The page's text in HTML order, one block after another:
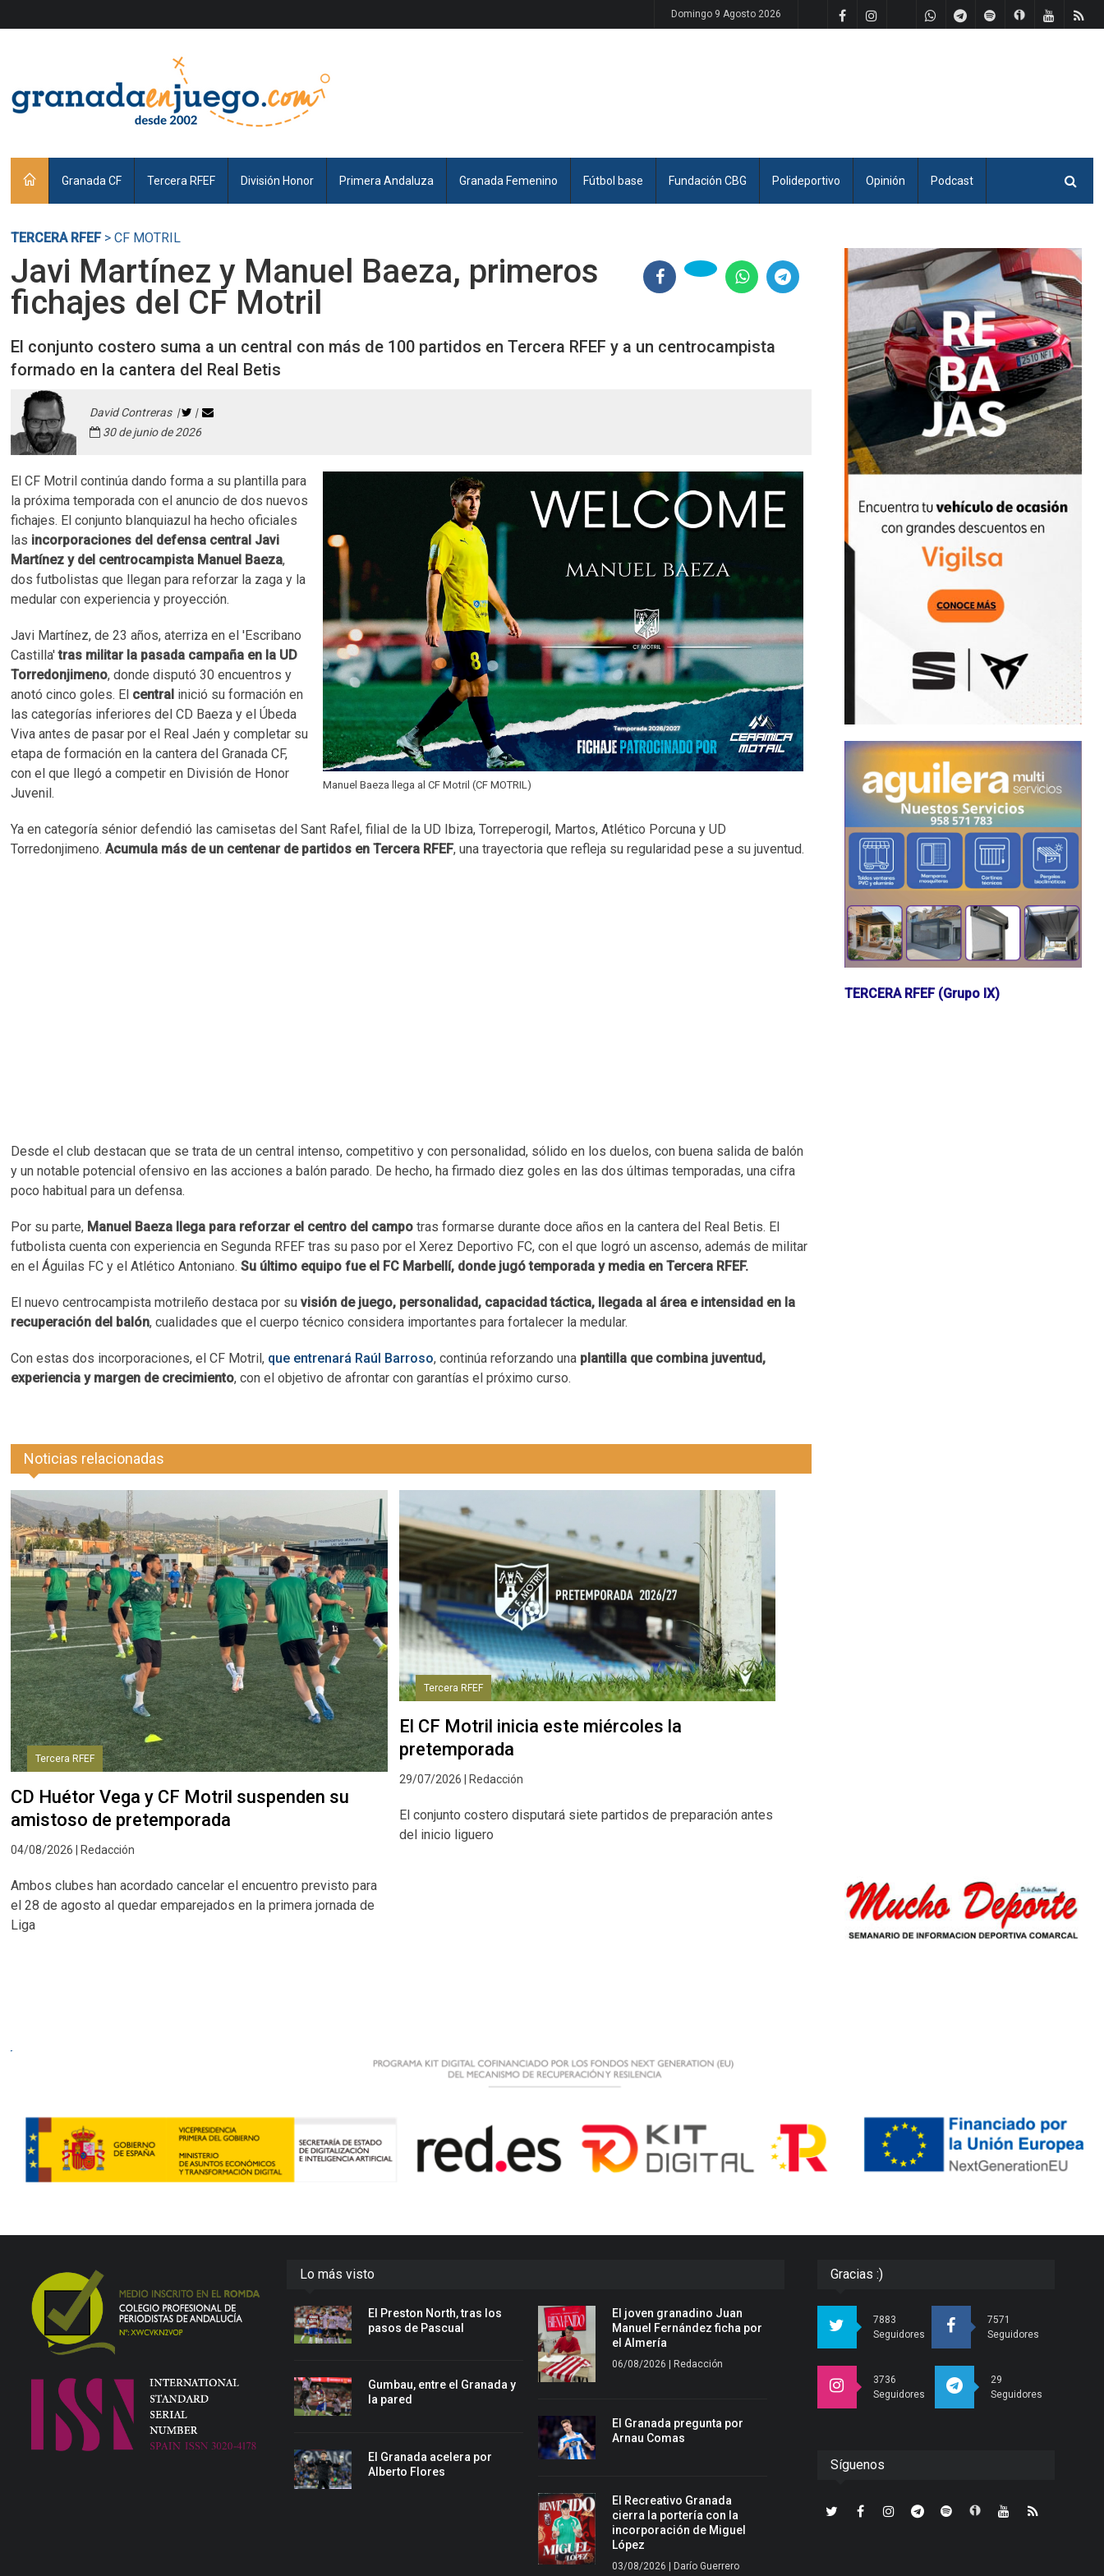
Domingo 9 Agosto 2026
Granada CF Tercera RFEF División Honor Primera Andaluza Granada Femenino Fútbol base Fundación CBG Polideportivo Opinión Podcast
TERCERA RFEF> CF MOTRIL
Javi Martínez y Manuel Baeza, primeros
fichajes del CF Motril
El conjunto costero suma a un central con más de 100 partidos en Tercera RFEF y a un centrocampista
formado en la cantera del Real Betis
David Contreras |
|
30 de junio de 2026
Manuel Baeza llega al CF Motril (CF MOTRIL)
El CF Motril continúa dando forma a su plantilla para
la próxima temporada con el anuncio de dos nuevos
fichajes. El conjunto blanquiazul ha hecho oficiales
las incorporaciones del defensa central Javi
Martínez y del centrocampista Manuel Baeza,
dos futbolistas que llegan para reforzar la zaga y la
medular con experiencia y proyección.
Javi Martínez, de 23 años, aterriza en el 'Escribano
Castilla'tras militar la pasada campaña en la UD
Torredonjimeno, donde disputó 30 encuentros y
anotó cinco goles. El central inició su formación en
las categorías inferiores del CD Baeza y el Úbeda
Viva antes de pasar por el Real Jaén y completar su
etapa de formación en la cantera del Granada CF,
con el que llegó a competir en División de Honor
Juvenil.
Ya en categoría sénior defendió las camisetas del Sant Rafel, filial de la UD Ibiza, Torreperogil, Martos, Atlético Porcuna y UD
Torredonjimeno. Acumula más de un centenar de partidos en Tercera RFEF, una trayectoria que refleja su regularidad pese a su juventud.
Desde el club destacan que se trata de un central intenso, competitivo y con personalidad, sólido en los duelos, con buena salida de balón
y un notable potencial ofensivo en las acciones a balón parado. De hecho, ha firmado diez goles en las dos últimas temporadas, una cifra
poco habitual para un defensa.
Por su parte, Manuel Baeza llega para reforzar el centro del campo tras formarse durante doce años en la cantera del Real Betis. El
futbolista cuenta con experiencia en Segunda RFEF tras su paso por el Xerez Deportivo FC, con el que logró un ascenso, además de militar
en el Águilas FC y el Atlético Antoniano.Su último equipo fue el FC Marbellí, donde jugó temporada y media en Tercera RFEF.
El nuevo centrocampista motrileño destaca por suvisión de juego, personalidad, capacidad táctica, llegada al área e intensidad en la
recuperación del balón, cualidades que el cuerpo técnico considera importantes para fortalecer la medular.
Con estas dos incorporaciones, el CF Motril, que entrenará Raúl Barroso, continúa reforzando una plantilla que combina juventud,
experiencia y margen de crecimiento, con el objetivo de afrontar con garantías el próximo curso.
Noticias relacionadas
Tercera RFEF
CD Huétor Vega y CF Motril suspenden su
amistoso de pretemporada
04/08/2026 | Redacción
Ambos clubes han acordado cancelar el encuentro previsto para
el 28 de agosto al quedar emparejados en la primera jornada de
Liga
Tercera RFEF
El CF Motril inicia este miércoles la
pretemporada
29/07/2026 | Redacción
El conjunto costero disputará siete partidos de preparación antes
del inicio liguero
TERCERA RFEF (Grupo IX)
Lo más visto
El Preston North, tras los
pasos de Pascual
Gumbau, entre el Granada y
la pared
El Granada acelera por
Alberto Flores
El joven granadino Juan
Manuel Fernández ficha por
el Almería
06/08/2026 | Redacción
El Granada pregunta por
Arnau Comas
El Recreativo Granada
cierra la portería con la
incorporación de Miguel
López
03/08/2026 | Darío Guerrero
Gracias :)
7883
Seguidores
7571
Seguidores
3736
Seguidores
29
Seguidores
Síguenos